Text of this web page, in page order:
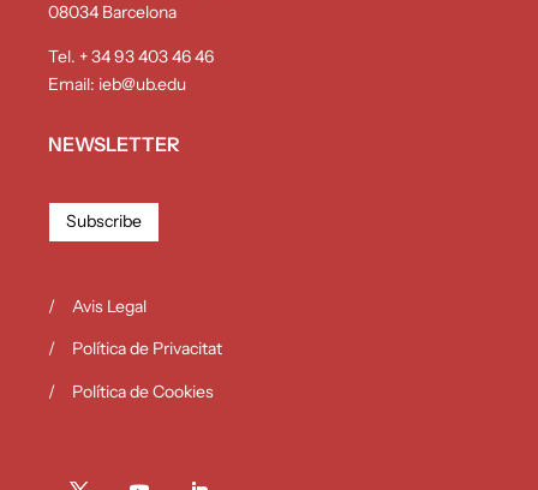
08034 Barcelona
Tel. + 34 93 403 46 46
Email: ieb@ub.edu
NEWSLETTER
Subscribe
Avis Legal
Política de Privacitat
Política de Cookies